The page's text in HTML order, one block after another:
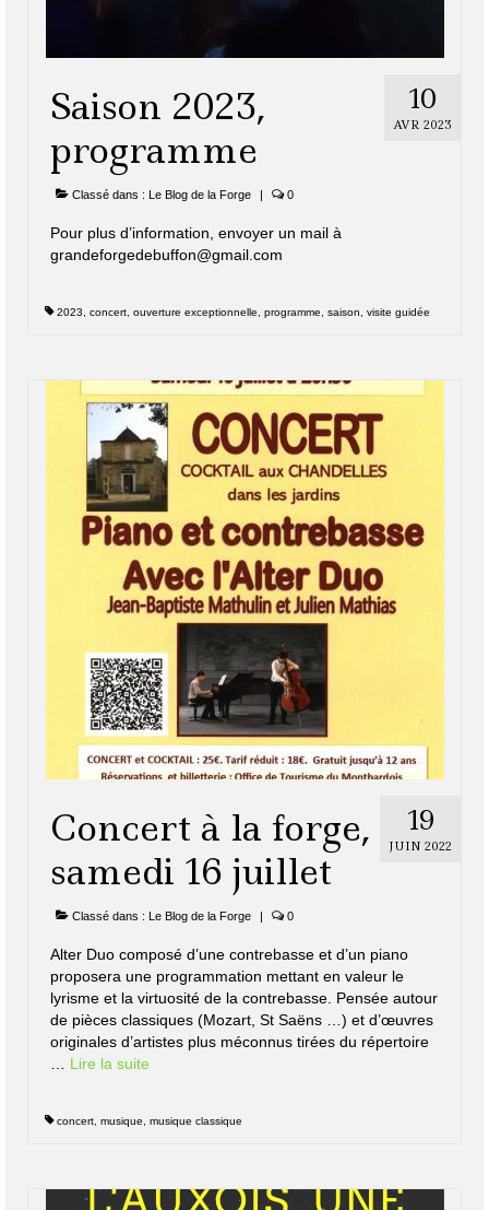
10
AVR 2023
Saison 2023,
programme
Classé dans : Le Blog de la Forge | 0
Pour plus d’information, envoyer un mail à
grandeforgedebuffon@gmail.com
2023 concert ouverture exceptionnelle programme saison visite guidée
19
JUIN 2022
Concert à la forge,
samedi 16 juillet
Classé dans : Le Blog de la Forge | 0
Alter Duo composé d’une contrebasse et d’un piano
proposera une programmation mettant en valeur le
lyrisme et la virtuosité de la contrebasse. Pensée autour
de pièces classiques (Mozart, St Saëns …) et d’œuvres
originales d’artistes plus méconnus tirées du répertoire
Lire la suite­­
concert musique musique classique